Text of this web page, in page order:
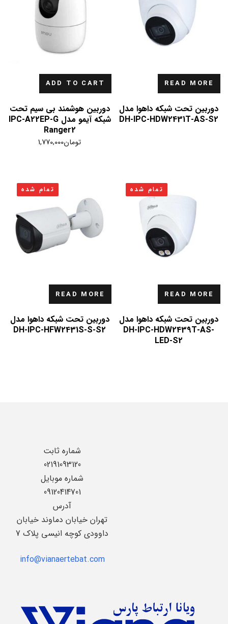
READ MORE
دوربین تحت شبکه داهوا مدل
DH-IPC-HDW2431T-AS-S2
ADD TO CART
دوربین هوشمند بی سیم تحت
شبکه آیمو مدل IPC-A22EP-G
Ranger2
تومان1,770,000
تمام شده
READ MORE
دوربین تحت شبکه داهوا مدل
DH-IPC-HDW2439T-AS-
LED-S2
تمام شده
READ MORE
دوربین تحت شبکه داهوا مدل
DH-IPC-HFW2431S-S-S2
شماره ثابت
02191093120
شماره موبایل
09120414701
آدرس
تهران خیابان دماوند خیابان
داوودی کوچه انیسی پلاک 7
info@vianaertebat.com